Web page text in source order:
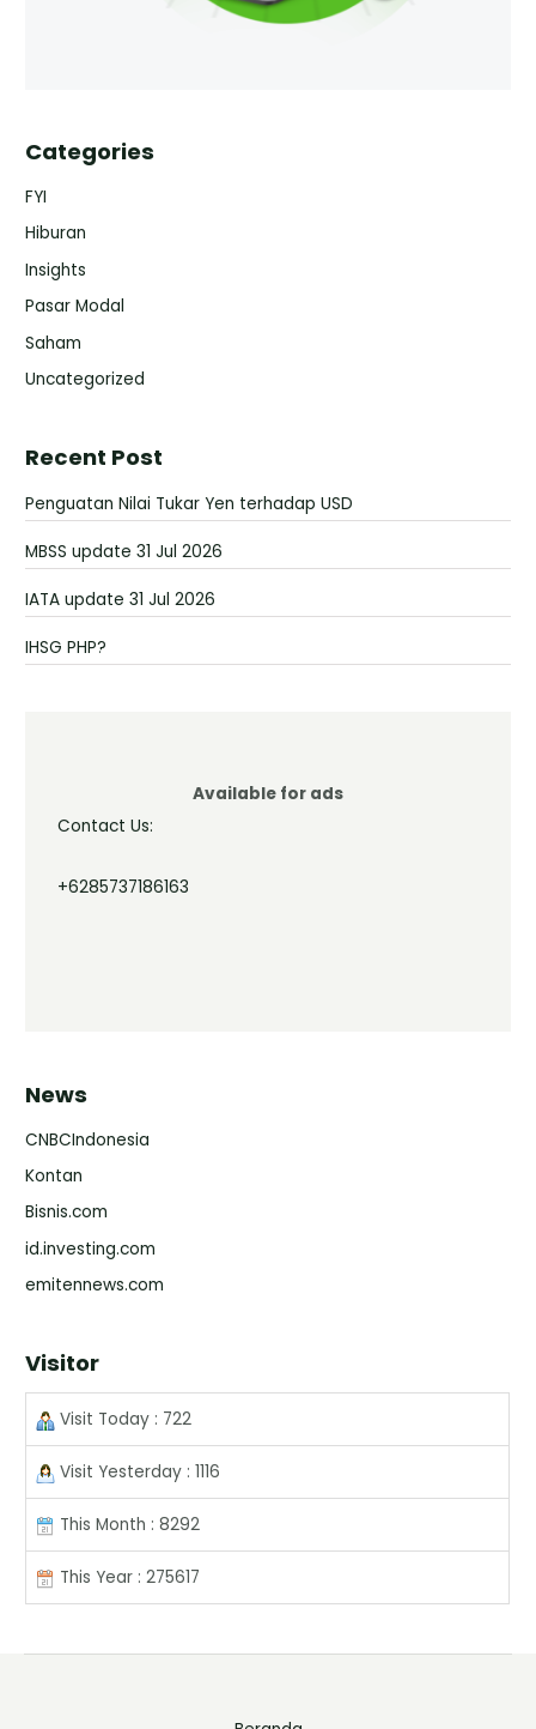
Categories
FYI
Hiburan
Insights
Pasar Modal
Saham
Uncategorized
Recent Post
Penguatan Nilai Tukar Yen terhadap USD
MBSS update 31 Jul 2026
IATA update 31 Jul 2026
IHSG PHP?
Available for ads
Contact Us:
+6285737186163
News
CNBCIndonesia
Kontan
Bisnis.com
id.investing.com
emitennews.com
Visitor
Visit Today : 722
Visit Yesterday : 1116
This Month : 8292
This Year : 275617